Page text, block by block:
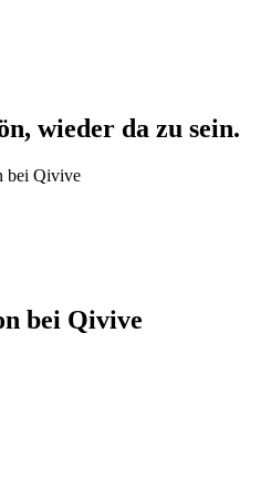
wieder da zu sein.
bei Qivive
bei Qivive